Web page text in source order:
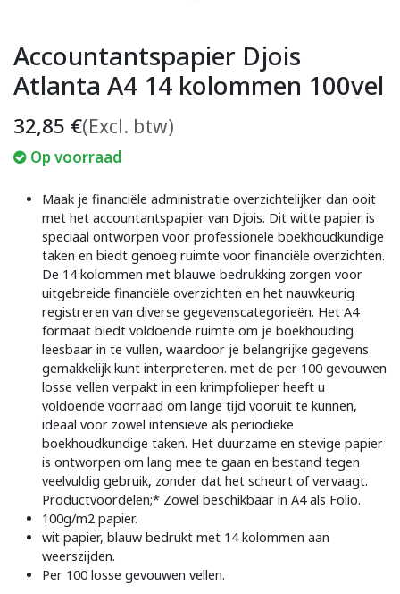
Accountantspapier Djois
Atlanta A4 14 kolommen 100vel
32,85 €(Excl. btw)
Op voorraad
Maak je financiële administratie overzichtelijker dan ooit
met het accountantspapier van Djois. Dit witte papier is
speciaal ontworpen voor professionele boekhoudkundige
taken en biedt genoeg ruimte voor financiële overzichten.
De 14 kolommen met blauwe bedrukking zorgen voor
uitgebreide financiële overzichten en het nauwkeurig
registreren van diverse gegevenscategorieën. Het A4
formaat biedt voldoende ruimte om je boekhouding
leesbaar in te vullen, waardoor je belangrijke gegevens
gemakkelijk kunt interpreteren. met de per 100 gevouwen
losse vellen verpakt in een krimpfolieper heeft u
voldoende voorraad om lange tijd vooruit te kunnen,
ideaal voor zowel intensieve als periodieke
boekhoudkundige taken. Het duurzame en stevige papier
is ontworpen om lang mee te gaan en bestand tegen
veelvuldig gebruik, zonder dat het scheurt of vervaagt.
Productvoordelen;* Zowel beschikbaar in A4 als Folio.
100g/m2 papier.
wit papier, blauw bedrukt met 14 kolommen aan
weerszijden.
Per 100 losse gevouwen vellen.